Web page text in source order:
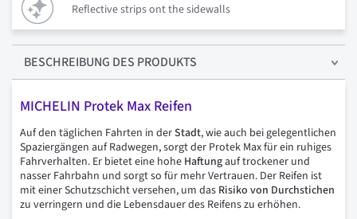
Reflective strips ont the sidewalls
BESCHREIBUNG DES PRODUKTS
MICHELIN Protek Max Reifen
Auf den täglichen Fahrten in derStadt, wie auch bei gelegentlichen
Spaziergängen auf Radwegen, sorgt der Protek Max für ein ruhiges
Fahrverhalten. Er bietet eine hohe Haftungauf trockener und
nasser Fahrbahn und sorgt so für mehr Vertrauen. Der Reifen ist
mit einer Schutzschicht versehen, um das Risiko von Durchstichen
zu verringern und die Lebensdauer des Reifens zu erhöhen.